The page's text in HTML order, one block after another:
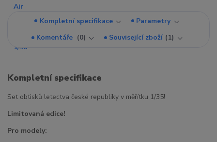
Kompletní specifikace
Parametry
Komentáře
0 Související zboží 1
Kompletní specifikace
Set obtisků letectva české republiky v měřítku 1/35!
Limitovaná edice!
Pro modely: